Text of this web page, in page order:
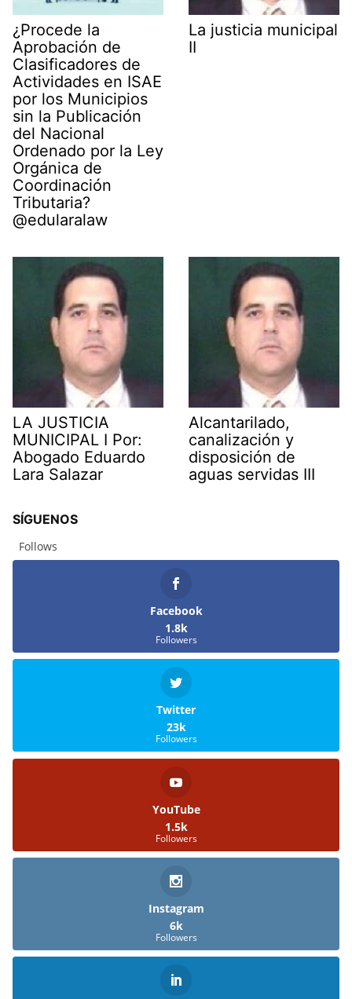
¿Procede la
Aprobación de
Clasificadores de
Actividades en ISAE
por los Municipios
sin la Publicación
del Nacional
Ordenado por la Ley
Orgánica de
Coordinación
Tributaria?
@edularalaw
La justicia municipal
II
LA JUSTICIA
MUNICIPAL I Por:
Abogado Eduardo
Lara Salazar
Alcantarilado,
canalización y
disposición de
aguas servidas III
SÍGUENOS
Follows
Facebook
1.8k
Followers
Twitter
23k
Followers
YouTube
1.5k
Followers
Instagram
6k
Followers